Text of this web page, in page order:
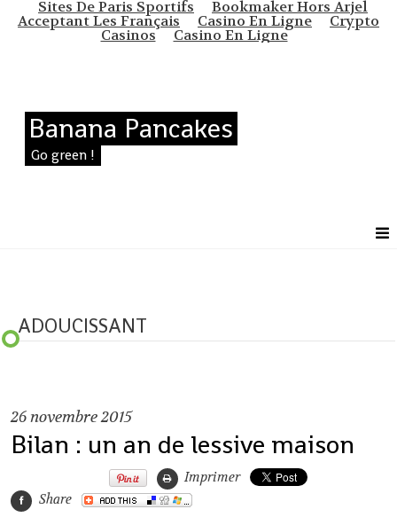
Sites De Paris Sportifs Bookmaker Hors Arjel
Acceptant Les Français Casino En Ligne Crypto
Casinos Casino En Ligne
Banana Pancakes
Go green !
ADOUCISSANT
26novembre 2015
Bilan : un an de lessive maison
Imprimer
Share